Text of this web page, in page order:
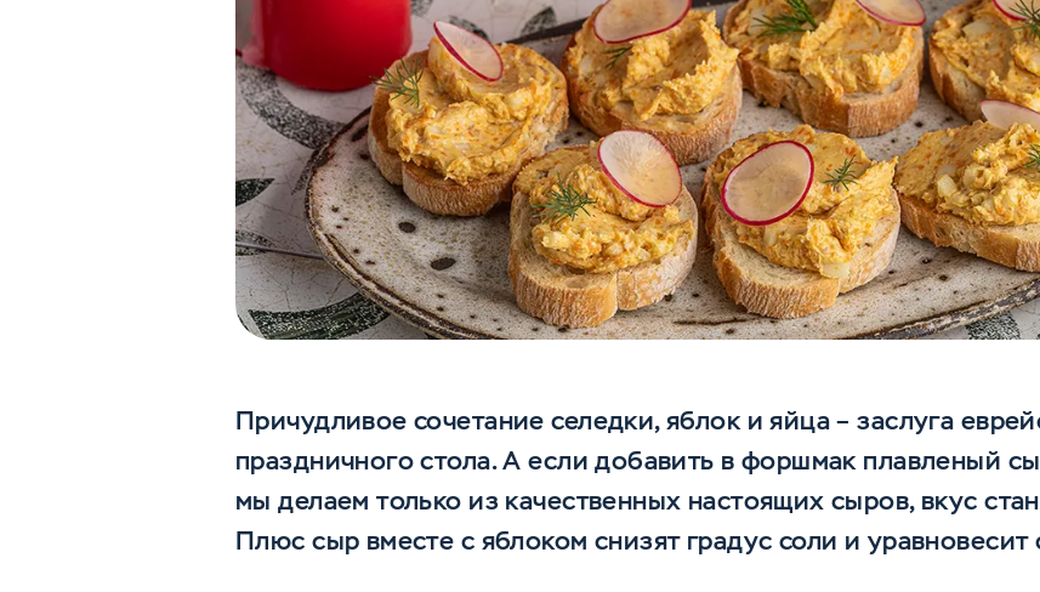
Причудливое сочетание селедки, яблок и яйца – заслуга
праздничного стола. А если добавить в форшмак плавленый
мы делаем только из качественных настоящих сыров, вкус
Плюс сыр вместе с яблоком снизят градус соли и уравновесит